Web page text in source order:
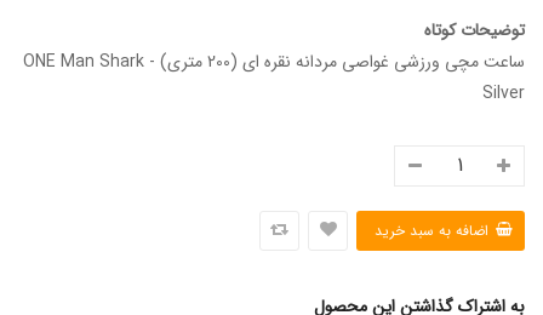
توضیحات کوتاه
ساعت مچی ورزشی غواصی مردانه نقره ای (200 متری) - ONE Man Shark
Silver
به اشتراک گذاشتن این محصول